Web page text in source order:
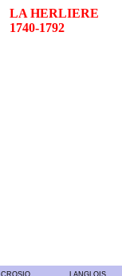
LA HERLIERE
1740-1792
CROSIO LANGLOIS